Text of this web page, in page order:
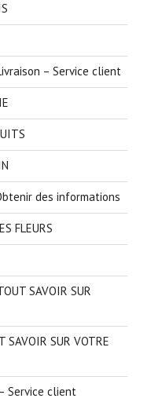
– Service client
des informations
FLEURS
SAVOIR SUR
SUR VOTRE
Service client